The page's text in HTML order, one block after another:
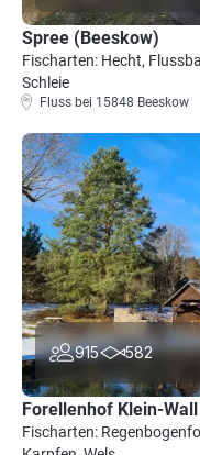
Spree (Beeskow)
Fischarten: Hecht,
Schleie
Fluss bei 15848 Beeskow
915 582
Forellenhof Klein-Wall
Fischarten: